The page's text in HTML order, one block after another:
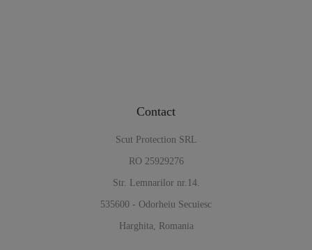
Contact
Scut Protection SRL
RO 25929276
Str. Lemnarilor nr.14.
535600 - Odorheiu Secuiesc
Harghita, Romania